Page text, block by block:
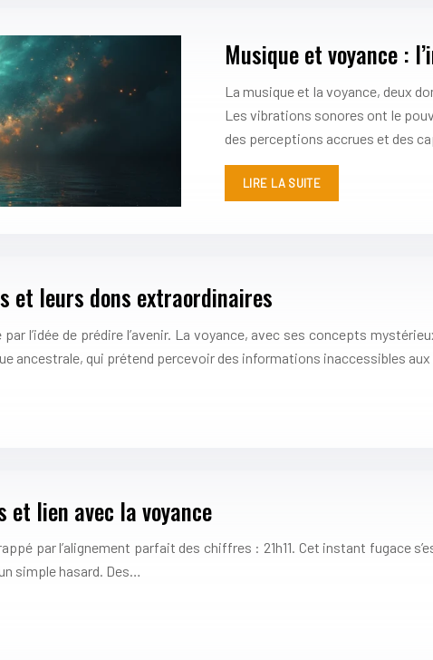
Musique et voyance :
La musique et la voyance, deux
Les vibrations sonores ont le
des perceptions accrues et des
LIRE LA SUITE
et leurs dons extraordinaires
l’idée de prédire l’avenir. La voyance, avec ses concepts
ancestrale, qui prétend percevoir des informations inaccessibles
et lien avec la voyance
par l’alignement parfait des chiffres : 21h11. Cet instant fugace
simple hasard. Des…